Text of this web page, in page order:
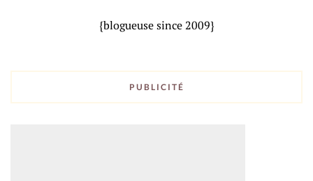
{blogueuse since 2009}
PUBLICITÉ